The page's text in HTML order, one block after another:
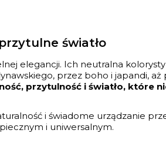
światło
elegancji. Ich neutralna
przez boho i japandi, aż
przytulność i światło, które
i świadome urządzanie
i uniwersalnym.